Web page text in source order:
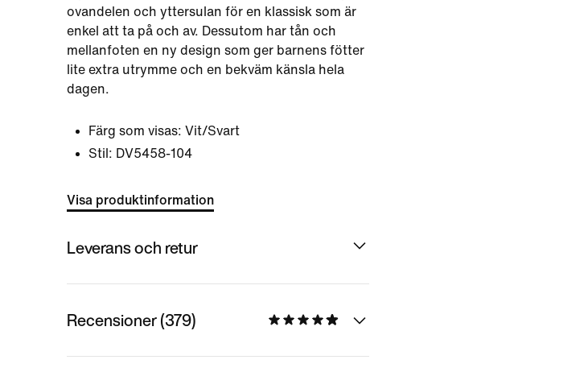
ovandelen och yttersulan för en klassisk som är
enkel att ta på och av. Dessutom har tån och
mellanfoten en ny design som ger barnens fötter
lite extra utrymme och en bekväm känsla hela
dagen.
Färg som visas: Vit/Svart
Stil: DV5458-104
Visa produktinformation
Leverans och retur
Recensioner (379)